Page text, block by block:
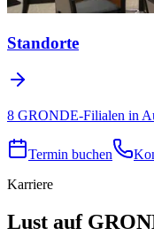
Standorte
8 GRONDE-Filialen in
Termin buchen
Karriere
Lust auf